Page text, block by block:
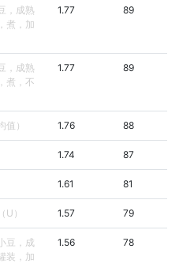
，成熟
煮，加
1.77 89
，成熟
煮，不
1.77 89
值） 1.76 88
1.74 87
1.61 81
U） 1.57 79
豆，成
装，加
1.56 78